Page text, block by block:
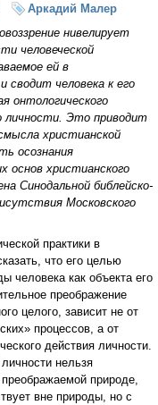
Аркадий Малер
нивелирует
человеческой
ей в
сводит человека к его
онтологического
личности. Это приводит
христианской
осознания
основ христианского
Синодальной библейско-
Московского
практики в
что его целью
человека как объекта его
преображение
целого, зависит не от
процессов, а от
действия личности.
нельзя
природе,
вне природы, но с